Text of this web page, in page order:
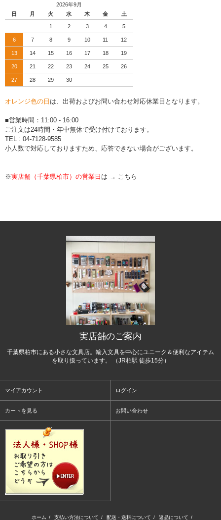
2026年9月
日
月 火 水 木 金 土
1 2 3 4 5
6 7 8 9 10 11 12
13 14 15 16 17 18 19
20 21 22 23 24 25 26
27 28 29 30
オレンジ色の日 は、出荷およびお問い合わせ対応休業日となります。
■営業時間：11:00 - 16:00
ご注文は24時間・年中無休で受け付けております。
TEL : 04-7128-9585
小人数で対応しておりますため、応答できない場合がございます。
※実店舗（千葉県柏市）の営業日 は → こちら
実店舗のご案内
千葉県柏市にある小さな文具店。輸入文具を中心にユニーク＆便利なアイテム
を取り扱っています。 （JR柏駅 徒歩15分）
マイアカウント ログイン
カートを見る お問い合わせ
ホーム / 支払い方法について / 配送・送料について / 返品について /